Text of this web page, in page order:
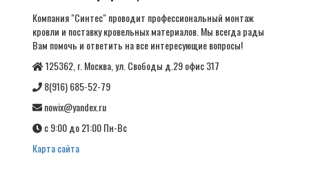
Компания "Синтес" проводит профессиональный монтаж
кровли и поставку кровельных материалов. Мы всегда рады
Вам помочь и ответить на все интересующие вопросы!
125362, г. Москва, ул. Свободы д.29 офис 317
8(916) 685-52-79
nowix@yandex.ru
с 9:00 до 21:00 Пн-Вс
Карта сайта